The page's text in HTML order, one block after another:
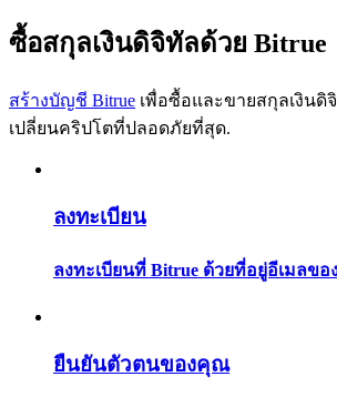
คู่มือเริ่มต้นฟิวเจอร์ส
ซื้อสกุลเงินดิจิทัลด้วย Bitrue
สร้างบัญชี Bitrue เพื่อซื้อและขายสกุลเงินดิ
เปลี่ยนคริปโตที่ปลอดภัยที่สุด.
ลงทะเบียน
ลงทะเบียนที่ Bitrue ด้วยที่อยู่อีเมลข
ยืนยันตัวตนของคุณ